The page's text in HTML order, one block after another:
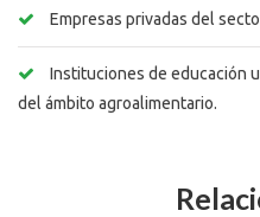
Empresas privadas del
Instituciones de educación
del ámbito agroalimentario.